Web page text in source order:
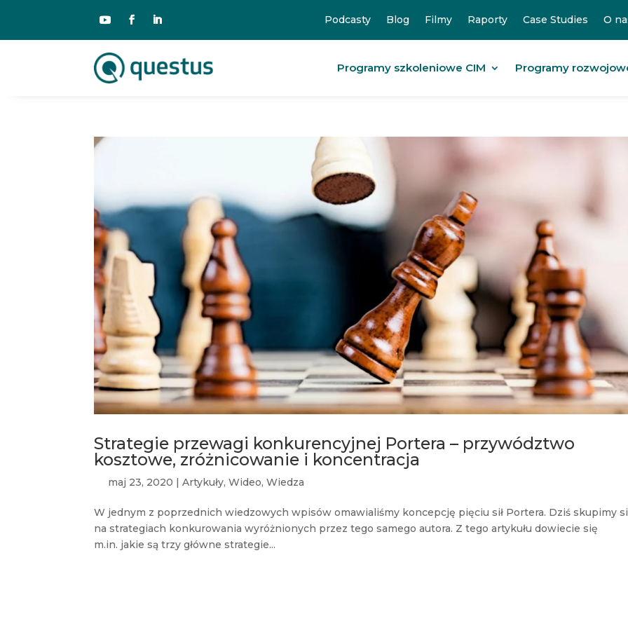
Podcasty Blog Filmy Raporty Case Studies O
Programy szkoleniowe CIM Programy
Strategie przewagi konkurencyjnej Portera – przywództwo
kosztowe, zróżnicowanie i koncentracja
maj 23, 2020 |Artykuły,Wideo,Wiedza
W jednym z poprzednich wiedzowych wpisów omawialiśmy koncepcję pięciu sił Portera. Dziś skupimy
na strategiach konkurowania wyróżnionych przez tego samego autora. Z tego artykułu dowiecie się
m.in. jakie są trzy główne strategie...